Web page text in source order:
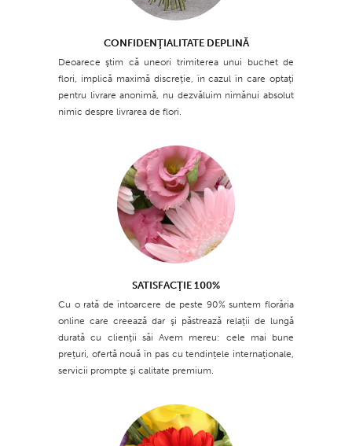
CONFIDENŢIALITATE DEPLINĂ
Deoarece ştim că uneori trimiterea unui buchet de
flori, implică maximă discreţie, în cazul în care optaţi
pentru livrare anonimă, nu dezvăluim nimănui absolut
nimic despre livrarea de flori.
SATISFACŢIE 100%
Cu o rată de întoarcere de peste 90% suntem florăria
online care creează dar şi păstrează relaţii de lungă
durată cu clienţii săi Avem mereu: cele mai bune
preţuri, ofertă nouă în pas cu tendinţele internaţionale,
servicii prompte şi calitate premium.